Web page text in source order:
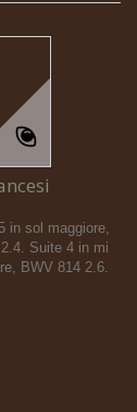
in sol maggiore,
Suite 4 in mi
BWV 814 2.6.